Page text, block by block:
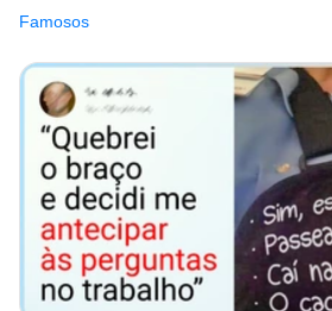
Famosos
ou mesmo que a mensagem do longa-
É através da boa interpretação que o
esquecer de tudo ao redor e transforma
completamente diferente. Por isso, as
reconhecidas por seu trabalho único e
aprender a segurar o fôlego por cinco
um treinamento militar e desenvolver
na corda bamba não é para todos.